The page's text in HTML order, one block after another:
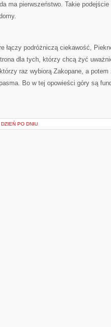
ma pierwszeństwo. Takie
łączy podróżniczą ciekawość,
dla tych, którzy chcą żyć
raz wybiorą Zakopane, a potem
Bo w tej opowieści góry są
PO DNIU